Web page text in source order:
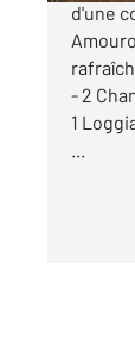
d'une
- 2
1
...